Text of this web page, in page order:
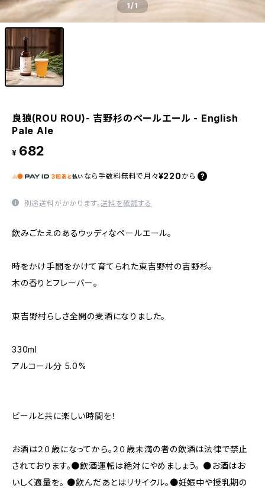
1/1
良狼(ROU ROU)- 吉野杉のペールエール - English
Pale Ale
¥ 682
なら 手数料無料で 月々¥220 から
別途送料がかかります。送料を確認する
飲みごたえのあるウッディなペールエール。
時をかけ手間をかけて育てられた東吉野村の吉野杉。
木の香りとフレーバー。
東吉野村らしさ全開の麦酒になりました。
330ml
アルコール分 5.0%
ビールと共に楽しい時間を！
お酒は２０歳になってから。２０歳未満の者の飲酒は法律で禁止
されております。●飲酒運転は絶対にやめましょう。 ●お酒はお
いしく適量を。 ●飲んだあとはリサイクル。●妊娠中や授乳期の